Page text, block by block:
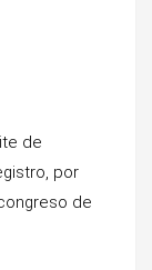
de
por
de